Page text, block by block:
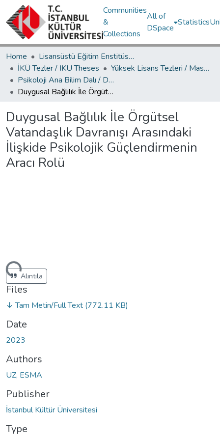
Communities
&
Collections
All of
DSpace
Statistics
Home
Lisansüstü Eğitim Enstitüsü / Postgraduate Education Institute
İKÜ Tezler / IKU Theses
Yüksek Lisans Tezleri / Master's Theses
Psikoloji Ana Bilim Dalı / Department of Psychology
Duygusal Bağlılık İle Örgütsel Vatandaşlık Davranışı Arasındaki İlişkide Psikolojik Güçlendirmenin Aracı Rolü
Duygusal Bağlılık İle Örgütsel
Vatandaşlık Davranışı Arasındaki
İlişkide Psikolojik Güçlendirmenin
Aracı Rolü
Alıntıla
Files
↓ Tam Metin/Full Text (772.11 KB)
Date
2023
Authors
UZ, ESMA
Publisher
İstanbul Kültür Üniversitesi
Type